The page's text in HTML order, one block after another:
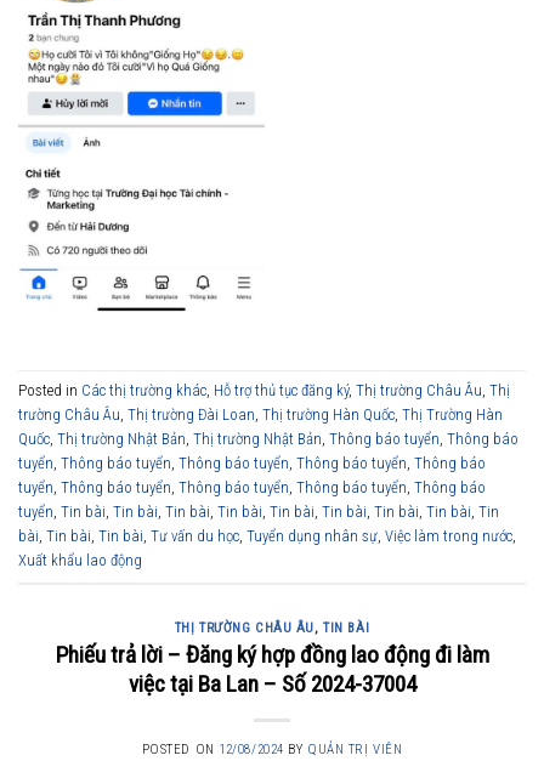
Posted in Các thị trường khác Hỗ trợ thủ tục đăng ký, Thị trường Châu Âu Thị
trường Châu Âu Thị trường Đài Loan Thị trường Hàn Quốc Thị Trường Hàn
Quốc Thị trường Nhật Bản Thị trường Nhật Bản Thông báo tuyển Thông báo
tuyển Thông báo tuyển Thông báo tuyển Thông báo tuyển Thông báo
tuyển Thông báo tuyển Thông báo tuyển Thông báo tuyển Thông báo
tuyển Tin bài Tin bài Tin bài Tin bài Tin bài Tin bài Tin bài Tin bài Tin
bài Tin bài Tin bài Tư vấn du học Tuyển dụng nhân sự Việc làm trong nước
Xuất khẩu lao động
THỊ TRƯỜNG CHÂU ÂU,TIN BÀI
Phiếu trả lời – Đăng ký hợp đồng lao động đi làm
việc tại Ba Lan – Số 2024-37004
POSTED ON 12/08/2024 BY QUẢN TRỊ VIÊN